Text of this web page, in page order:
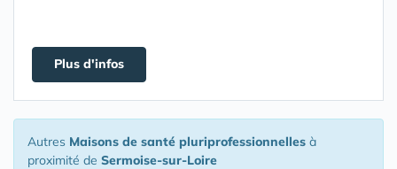
Plus d'infos
Autres Maisons de santé pluriprofessionnelles à
proximité de Sermoise-sur-Loire